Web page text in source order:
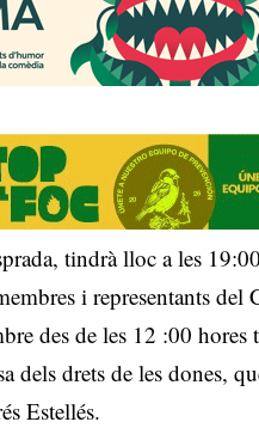
tindrà lloc a les
i representants
des de les 12 :00
dels drets de les dones,
Estellés.